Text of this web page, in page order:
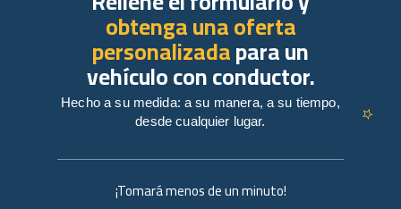
¡Tomará menos de un minuto!
obtenga una oferta
personalizadapara un
vehículo con conductor.
Hecho a su medida: a su manera, a su tiempo,
desde cualquier lugar.